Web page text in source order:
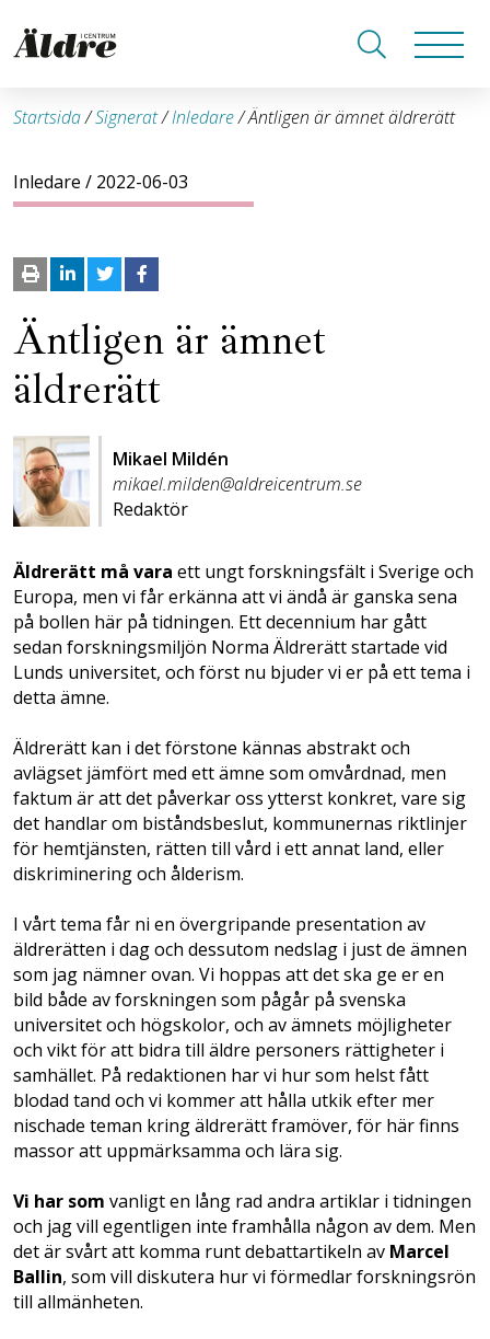
Startsida/Signerat/Inledare/Äntligen är ämnet äldrerätt
Inledare / 2022-06-03
Äntligen är ämnet
äldrerätt
Mikael Mildén
mikael.milden@aldreicentrum.se
Redaktör
Äldrerätt må vara ett ungt forskningsfält i Sverige och
Europa, men vi får erkänna att vi ändå är ganska sena
på bollen här på tidningen. Ett decennium har gått
sedan forskningsmiljön Norma Äldrerätt startade vid
Lunds universitet, och först nu bjuder vi er på ett tema i
detta ämne.
Äldrerätt kan i det förstone kännas abstrakt och
avlägset jämfört med ett ämne som omvårdnad, men
faktum är att det påverkar oss ytterst konkret, vare sig
det handlar om biståndsbeslut, kommunernas riktlinjer
för hemtjänsten, rätten till vård i ett annat land, eller
diskriminering och ålderism.
I vårt tema får ni en övergripande presentation av
äldrerätten i dag och dessutom nedslag i just de ämnen
som jag nämner ovan. Vi hoppas att det ska ge er en
bild både av forskningen som pågår på svenska
universitet och högskolor, och av ämnets möjligheter
och vikt för att bidra till äldre personers rättigheter i
samhället. På redaktionen har vi hur som helst fått
blodad tand och vi kommer att hålla utkik efter mer
nischade teman kring äldrerätt framöver, för här finns
massor att uppmärksamma och lära sig.
Vi har som vanligt en lång rad andra artiklar i tidningen
och jag vill egentligen inte framhålla någon av dem. Men
det är svårt att komma runt debattartikeln av Marcel
Ballin, som vill diskutera hur vi förmedlar forskningsrön
till allmänheten.